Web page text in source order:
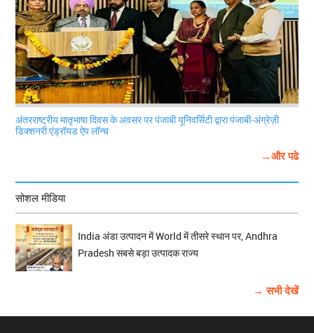
अंतरराष्ट्रीय मातृभाषा दिवस के अवसर पर पंजाबी यूनिवर्सिटी द्वारा पंजाबी-अंग्रेज़ी
डिक्शनरी एंड्रॉयड ऐप लॉन्च
→और पढे
सोशल मीडिया
India अंडा उत्पादन में World में तीसरे स्थान पर, Andhra
Pradesh सबसे बड़ा उत्पादक राज्य
→ सभी देखें